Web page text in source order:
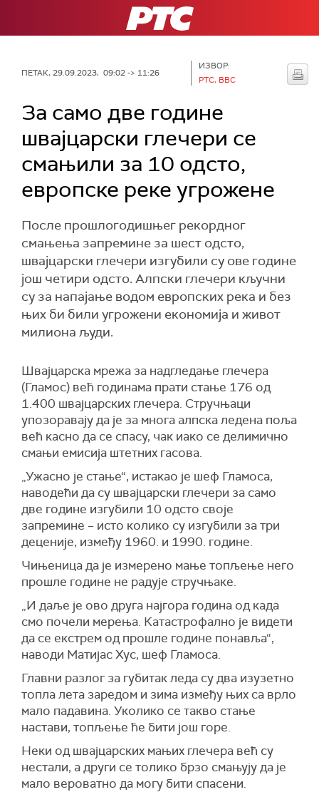
РТС
ПЕТАК, 29.09.2023, 09:02 -> 11:26
ИЗВОР:
РТС, BBC
За само две године
швајцарски глечери се
смањили за 10 одсто,
европске реке угрожене
После прошлогодишњег рекордног
смањења запремине за шест одсто,
швајцарски глечери изгубили су ове године
још четири одсто. Алпски глечери кључни
су за напајање водом европских река и без
њих би били угрожени економија и живот
милиона људи.
Швајцарска мрежа за надгледање глечера
(Гламос) већ годинама прати стање 176 од
1.400 швајцарских глечера. Стручњаци
упозоравају да је за многа алпска ледена поља
већ касно да се спасу, чак иако се делимично
смањи емисија штетних гасова.
„Ужасно је стање“, истакао је шеф Гламоса,
наводећи да су швајцарски глечери за само
две године изгубили 10 одсто своје
запремине – исто колико су изгубили за три
деценије, између 1960. и 1990. године.
Чињеница да је измерено мање топљење него
прошле године не радује стручњаке.
„И даље је ово друга најгора година од када
смо почели мерења. Катастрофално је видети
да се екстрем од прошле године понавља“,
наводи Матијас Хус, шеф Гламоса.
Главни разлог за губитак леда су два изузетно
топла лета заредом и зима између њих са врло
мало падавина. Уколико се такво стање
настави, топљење ће бити још горе.
Неки од швајцарских мањих глечера већ су
нестали, а други се толико брзо смањују да је
мало вероватно да могу бити спасени.